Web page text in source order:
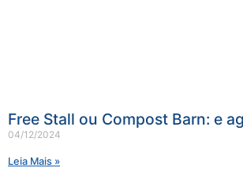
Free Stall ou Compost Barn: e
04/12/2024
Leia Mais »